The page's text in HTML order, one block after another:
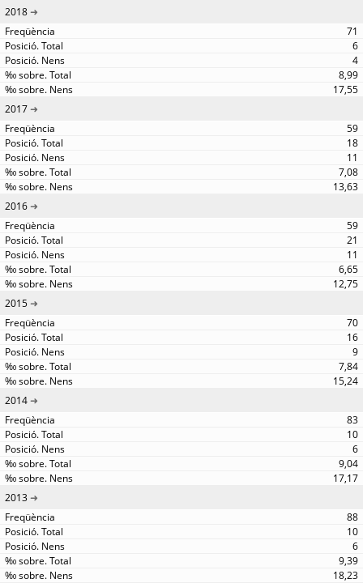
2018
71
6
4
8,99
17,55
2017
59
18
11
7,08
13,63
2016
59
21
11
6,65
12,75
2015
70
16
9
7,84
15,24
2014
83
10
6
9,04
17,17
2013
88
10
6
9,39
18,23